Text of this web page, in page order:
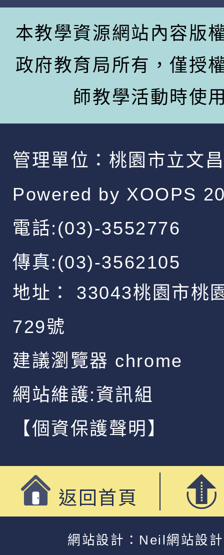
本教學資源網站內容版
政府教育局所有，僅授
師教學活動時使
管理單位： 桃園市立文
Powered by XOOPS
電話:(03)-3552776
傳真:(03)-3562105
地址：
33043桃園市桃
729號
建議瀏覽器 chrome
網站維護:資訊組
【個資保護聲明】
返回首頁
網站設計：Neil網站設